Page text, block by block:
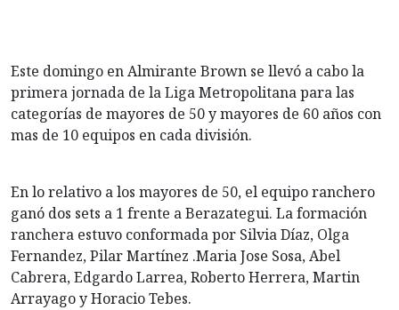
Este domingo en Almirante Brown se llevó a cabo la
primera jornada de la Liga Metropolitana para las
categorías de mayores de 50 y mayores de 60 años con
mas de 10 equipos en cada división.
En lo relativo a los mayores de 50, el equipo ranchero
ganó dos sets a 1 frente a Berazategui. La formación
ranchera estuvo conformada por Silvia Díaz, Olga
Fernandez, Pilar Martínez .Maria Jose Sosa, Abel
Cabrera, Edgardo Larrea, Roberto Herrera, Martin
Arrayago y Horacio Tebes.